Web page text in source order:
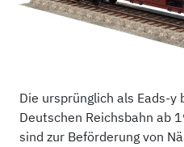
Die ursprünglich als Eads-y
Deutschen Reichsbahn ab
sind zur Beförderung von